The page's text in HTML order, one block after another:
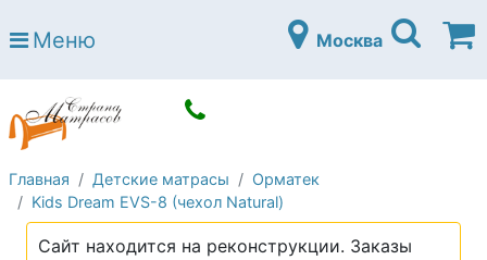
Страна матрасов
Open submenu (Матрасы)
Open submenu (Кровати)
Кровати
Open submenu (Аксессуары)
Open submenu (Диваны)
Диваны
Open submenu (Постельное белье)
Постельное белье
Меню Москва
Главная Детские матрасы
Орматек
Kids Dream EVS-8 (чехол Natural)
Сайт находится на реконструкции. Заказы